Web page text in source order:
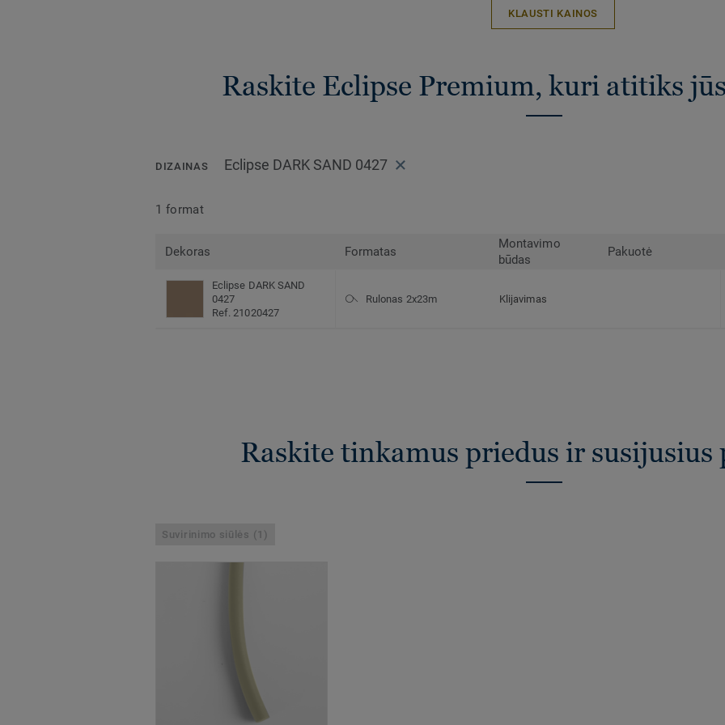
KLAUSTI KAINOS
Raskite Eclipse Premium, kuri atitiks
DIZAINAS Eclipse DARK SAND 0427
1 format
Dekoras Formatas
Montavimo
būdas
Pakuotė
Eclipse DARK SAND
0427
Ref. 21020427
Rulonas 2x23m Klijavimas
Raskite tinkamus priedus ir susijusius
Suvirinimo siūlės (1)